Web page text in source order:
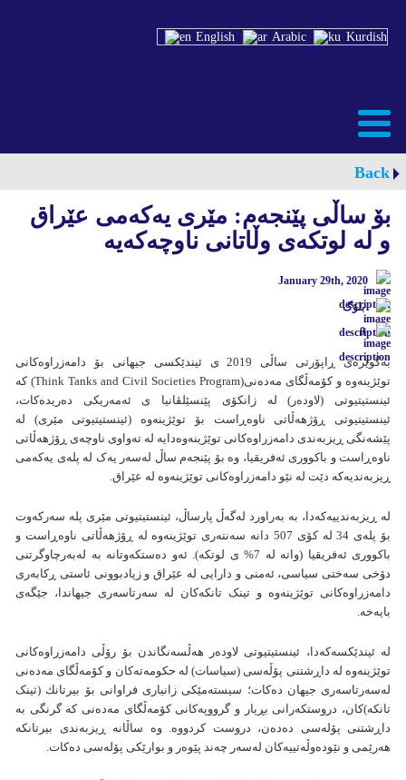
English Arabic Kurdish
Back
بۆ ساڵی پێنجەم: مێری یەکەمی عێراق
و لە لوتكەی وڵاتانی ناوچەكەیە
January 29th, 2020
بلۆگ
0
بەگوێرەی ڕاپۆرتی ساڵی 2019 ی ئیندێکسی جیهانی بۆ دامەزراوەکانی
توێژینەوە و کۆمەڵگای مەدەنی(Think Tanks and Civil Societies Program) کە
ئینستیتیوتی (لاودەر) لە زانکۆی پێنسێلڤانیا ی ئەمەریكی دەریدەکات،
ئینستیتیوتی ڕۆژهەڵاتی ناوەڕاست بۆ توێژینەوە (ئینستیتیوتی مێری) لە
پێشەنگی ڕیزبەندی دامەزراوەکانی توێژینەوەدایە لە تەواوی ناوچەی ڕۆژهەڵاتی
ناوەڕاست و باکووری ئەفریقیا، وە بۆ پێنجەم ساڵ لەسەر یەک لە پلەی یەکەمی
ڕیزبەندیەکە دێت لە نێو دامەزراوەکانی توێژینەوە‌ لە عێراق.
لە ڕیزبەندییەکەدا، بە بەراورد لەگەڵ پارساڵ، ئینستیتیوتی مێری پلە سەركەوت
بۆ پلەی 34 لە كۆی 507 دانە سەنتەری توێژینەوە لە ڕۆژهەڵاتی ناوەڕاست و
باکووری ئەفریقیا (واتە لە 7% ی لوتكە). ئەو دەستکەوتانە بە لەبەرچاوگرتنی
دۆخی سەختی سیاسی، ئەمنی و دارایی لە عێراق و زیادبوونی ئاستی ڕکابەری
دامەزراوەکانی توێژینەوە و تینک تانکەکان لە سەرتاسەری جیهاندا، جێگەی
بایەخە.
لە ئیندێکسەکەدا، ئینستیتیوتی لاودەر هەڵسەنگاندن بۆ رۆڵی دامەزراوەکانی
توێژینەوە لە داڕشتنی پۆڵه‌سی (سياسات) لە حکومەتەکان و کۆمەڵگای مەدەنی
لەسەرتاسەری جیهان دەکات؛ سیستەمێکی زانیاری فراوانی بۆ بيرتانك (ثینک
تانکە)کان، دروستکەرانی بڕیار و گرووپەکانی کۆمەڵگای مەدەنی کە گرنگی بە
داڕشتنی پۆلەسی دەدەن، دروست کردووە. وە ساڵانە ڕیزبەندی بيرتانکە
هەرێمی و نێودەوڵەتییەکان لەسەر چەند پێوەر و بوارێکی پۆلەسی دەکات.